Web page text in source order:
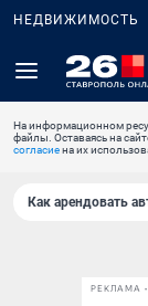
НЕДВИЖИМОСТЬ
На информационном
файлы. Оставаясь на
согласиена их
Как арендовать
РЕКЛАМА •